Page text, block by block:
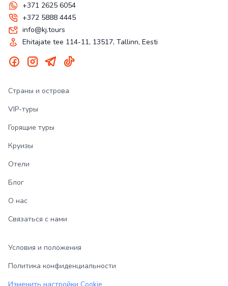
+371 2625 6054
+372 5888 4445
info@kj.tours
Ehitajate tee 114-11, 13517, Tallinn, Eesti
Страны и острова
VIP-туры
Горящие туры
Круизы
Отели
Блог
О нас
Связаться с нами
Условия и положения
Политика конфиденциальности